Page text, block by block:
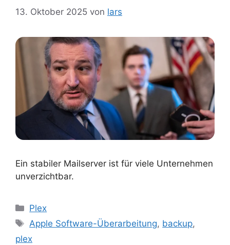
13. Oktober 2025 von lars
Ein stabiler Mailserver ist für viele Unternehmen
unverzichtbar.
Kategorien
Plex
Schlagwörter
Apple Software-Überarbeitung, backup,
plex